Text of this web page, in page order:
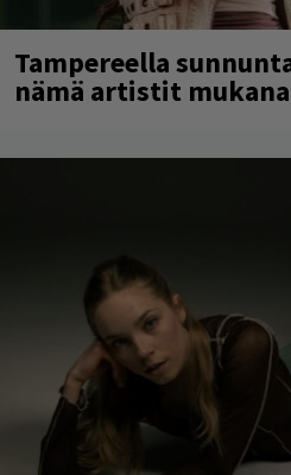
Tampereella
nämä artistit mukana